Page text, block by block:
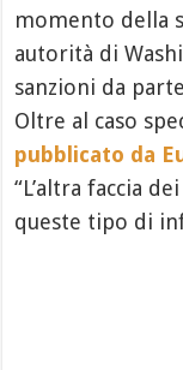
momento della
autorità di
sanzioni da
Oltre al caso
pubblicato da
“L’altra faccia
queste tipo di